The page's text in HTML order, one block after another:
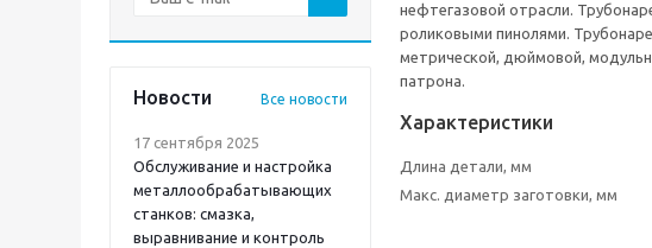
Новости Все новости
17 сентября 2025
Обслуживание и настройка
металлообрабатывающих
станков: смазка,
выравнивание и контроль
нефтегазовой отрасли.
роликовыми пинолями.
метрической, дюймовой,
патрона.
Характеристики
Длина детали, мм
Макс. диаметр заготовки, мм